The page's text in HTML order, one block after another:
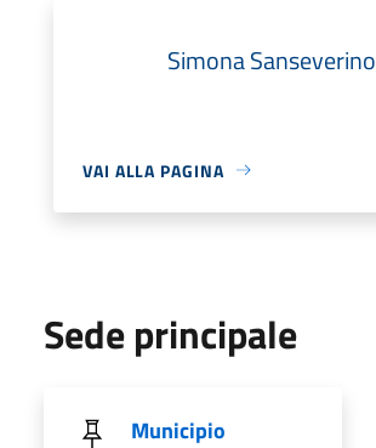
Simona Sanseverino
VAI ALLA PAGINA
Sede principale
Municipio